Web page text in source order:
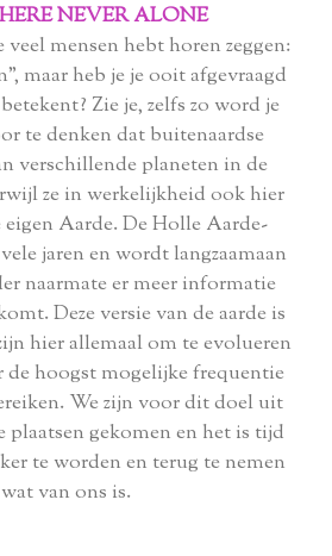
NEVER ALONE
veel mensen hebt horen zeggen:
maar heb je je ooit afgevraagd
Zie je, zelfs zo word je
te denken dat buitenaardse
verschillende planeten in de
ze in werkelijkheid ook hier
Aarde. De Holle Aarde-
jaren en wordt langzaamaan
naarmate er meer informatie
Deze versie van de aarde is
hier allemaal om te evolueren
de hoogst mogelijke frequentie
We zijn voor dit doel uit
plaatsen gekomen en het is tijd
te worden en terug te nemen
wat van ons is.